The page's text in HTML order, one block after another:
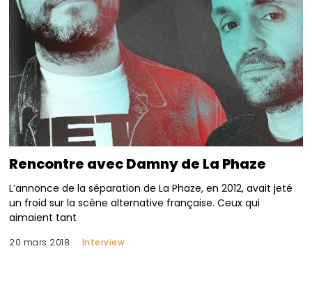
Rencontre avec Damny de La Phaze
L’annonce de la séparation de La Phaze, en 2012, avait jeté
un froid sur la scène alternative française. Ceux qui
aimaient tant
20 mars 2018 Interview